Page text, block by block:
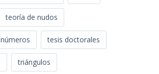
teoría de nudos
tesis doctorales
triángulos